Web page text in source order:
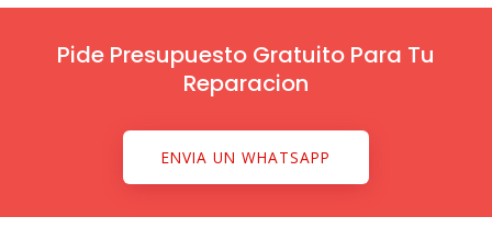
Pide Presupuesto Gratuito Para Tu
Reparacion
ENVIA UN WHATSAPP